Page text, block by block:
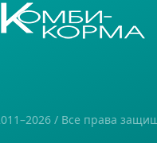
/ Все права